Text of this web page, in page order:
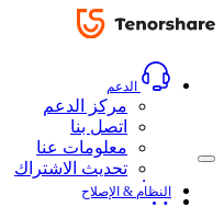
الدعم
مركز الدعم
اتصل بنا
معلومات عنا
تحديث الاشتراك
النظام & الإصلاح